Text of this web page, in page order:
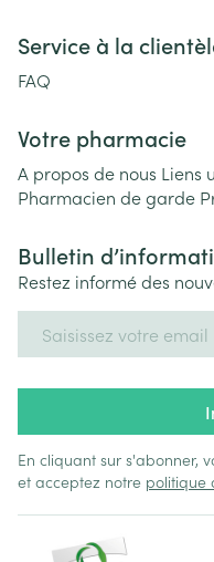
Service à la
FAQ
Votre pharmacie
A propos de nous Liens
Pharmacien de garde
Bulletin
Restez informé des
En cliquant sur s'abonner,
et acceptez notre politique